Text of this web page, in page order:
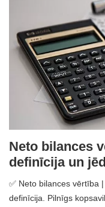
Neto bilances
definīcija un
✅ Neto bilances vērtība
definīcija. Pilnīgs